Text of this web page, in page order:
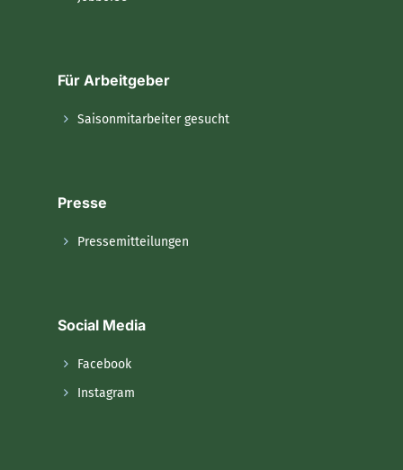
Für Arbeitgeber
Saisonmitarbeiter gesucht
Presse
Pressemitteilungen
Social Media
Facebook
Instagram